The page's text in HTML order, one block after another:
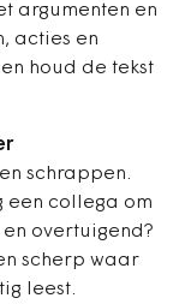
argumenten en
acties en
houd de tekst
schrappen.
een collega om
overtuigend?
scherp waar
leest.